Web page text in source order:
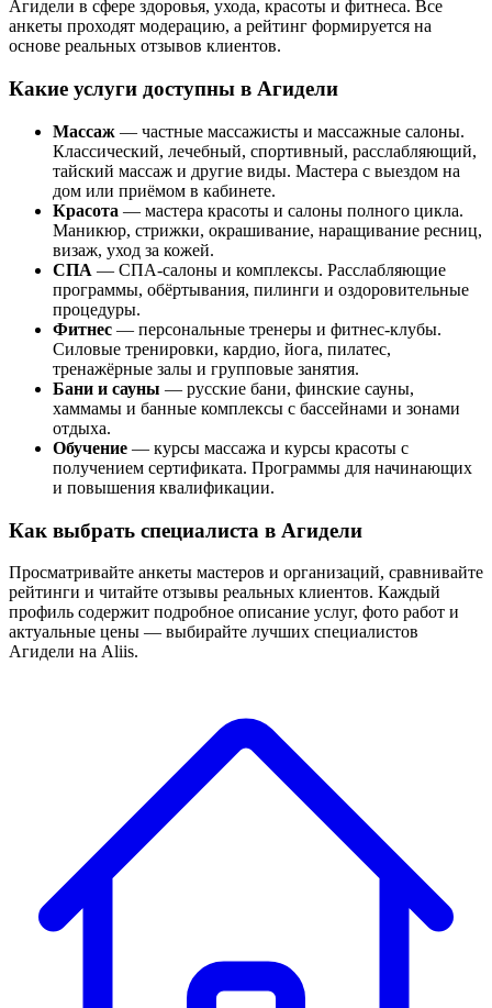
Агидели в сфере здоровья, ухода, красоты и фитнеса. Все
анкеты проходят модерацию, а рейтинг формируется на
основе реальных отзывов клиентов.
Какие услуги доступны в Агидели
Массаж — частные массажисты и массажные салоны.
Классический, лечебный, спортивный, расслабляющий,
тайский массаж и другие виды. Мастера с выездом на
дом или приёмом в кабинете.
Красота — мастера красоты и салоны полного цикла.
Маникюр, стрижки, окрашивание, наращивание ресниц,
визаж, уход за кожей.
СПА — СПА-салоны и комплексы. Расслабляющие
программы, обёртывания, пилинги и оздоровительные
процедуры.
Фитнес — персональные тренеры и фитнес-клубы.
Силовые тренировки, кардио, йога, пилатес,
тренажёрные залы и групповые занятия.
Бани и сауны — русские бани, финские сауны,
хаммамы и банные комплексы с бассейнами и зонами
отдыха.
Обучение — курсы массажа и курсы красоты с
получением сертификата. Программы для начинающих
и повышения квалификации.
Как выбрать специалиста в Агидели
Просматривайте анкеты мастеров и организаций, сравнивайте
рейтинги и читайте отзывы реальных клиентов. Каждый
профиль содержит подробное описание услуг, фото работ и
актуальные цены — выбирайте лучших специалистов
Агидели на Aliis.